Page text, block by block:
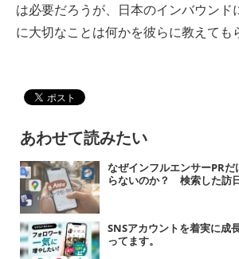
は必要だろうが、日本のインバウンド
に大切なことは何かを彼らに教えても
あわせて読みたい
なぜインフルエンサーPR
らないのか？ 検索した訪
SNSアカウントを着実に成
ってます。